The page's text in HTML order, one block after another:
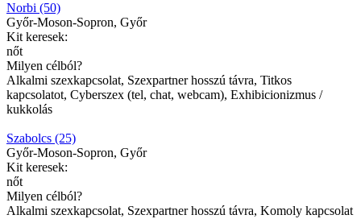
Norbi (50)
Győr-Moson-Sopron, Győr
Kit keresek:
nőt
Milyen célból?
Alkalmi szexkapcsolat, Szexpartner hosszú távra, Titkos
kapcsolatot, Cyberszex (tel, chat, webcam), Exhibicionizmus /
kukkolás
Szabolcs (25)
Győr-Moson-Sopron, Győr
Kit keresek:
nőt
Milyen célból?
Alkalmi szexkapcsolat, Szexpartner hosszú távra, Komoly kapcsolat